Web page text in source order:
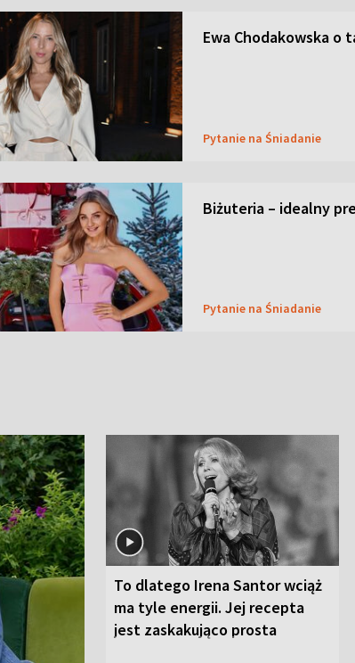
Ewa Chodakowska o
Pytanie na Śniadanie
Biżuteria – idealny
Pytanie na Śniadanie
To dlatego Irena Santor wciąż
ma tyle energii. Jej recepta
jest zaskakująco prosta